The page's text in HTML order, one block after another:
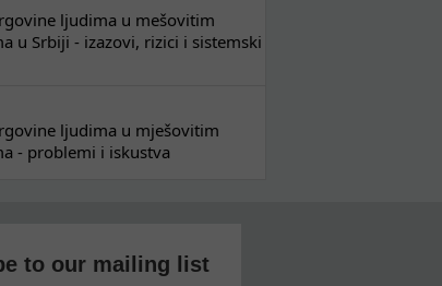
ljudima u mešovitim
u Srbiji - izazovi, rizici i sistemski
ljudima u mješovitim
- problemi i iskustva
to our mailing list